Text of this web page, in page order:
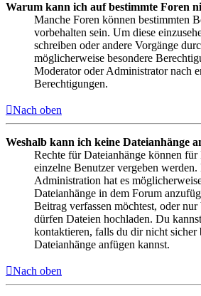
Warum kann ich auf bestimmte Foren
Manche Foren können bestimmten
vorbehalten sein. Um diese
schreiben oder andere Vorgänge
möglicherweise besondere
Moderator oder Administrator nach
Berechtigungen.
Nach oben
Weshalb kann ich keine Dateianhänge
Rechte für Dateianhänge können
einzelne Benutzer vergeben
Administration hat es
Dateianhänge in dem Forum
Beitrag verfassen möchtest, oder
dürfen Dateien hochladen. Du
kontaktieren, falls du dir nicht sicher
Dateianhänge anfügen kannst.
Nach oben